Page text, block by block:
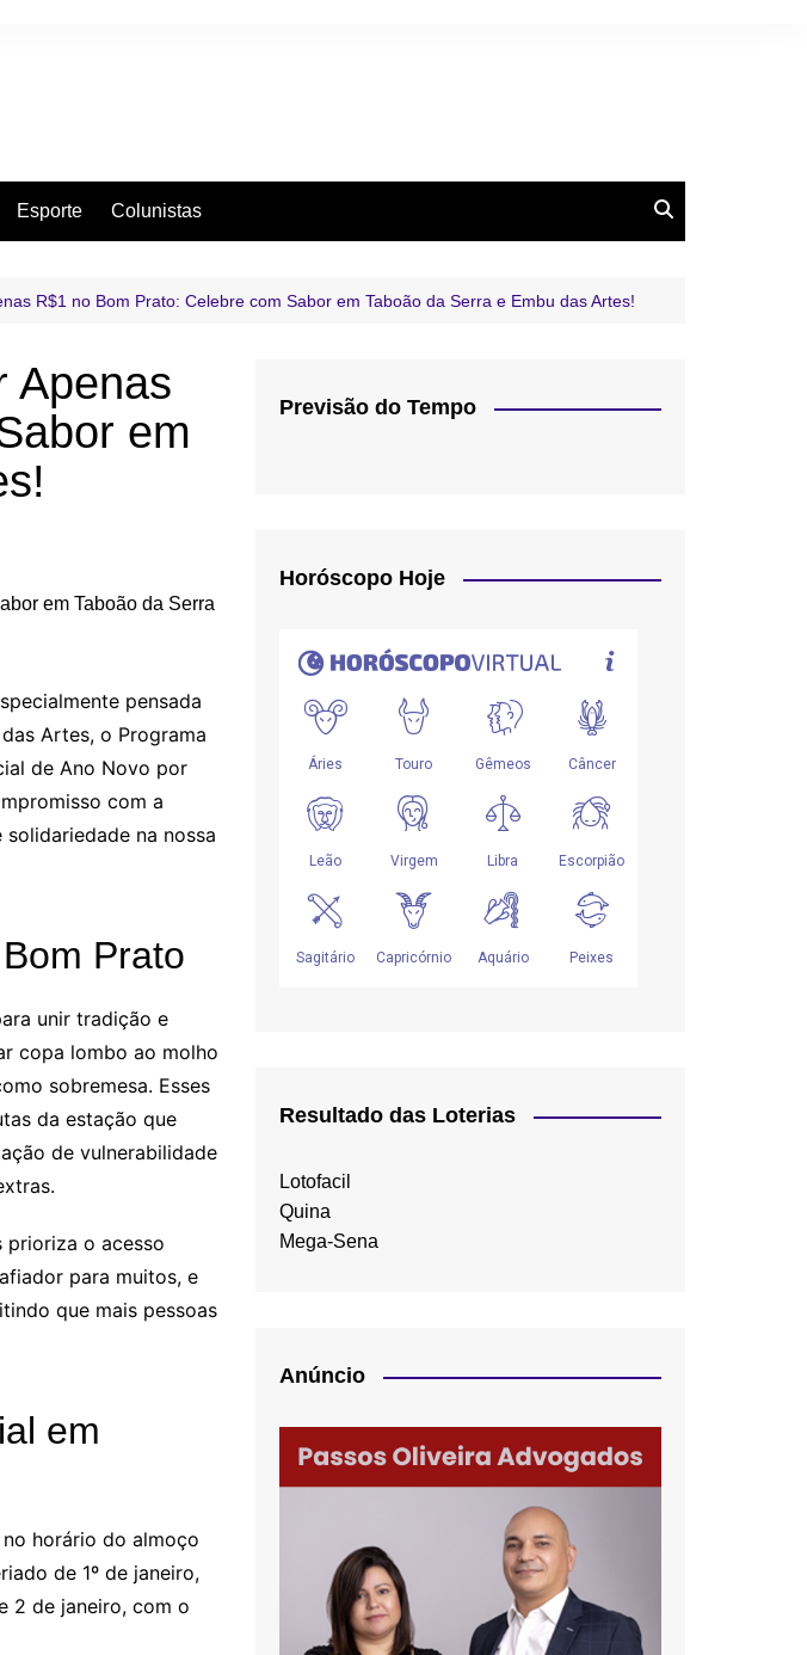
Esporte Colunistas
R$1 no Bom Prato: Celebre com Sabor em Taboão da Serra e Embu das Artes!
Apenas
em
pensada
Artes, o Programa
de Ano Novo por
com a
na nossa
Prato
unir tradição e
copa lombo ao molho
sobremesa. Esses
da estação que
de vulnerabilidade
prioriza o acesso
para muitos, e
que mais pessoas
em
horário do almoço
de 1º de janeiro,
2 de janeiro, com o
Previsão do Tempo
Horóscopo Hoje
Resultado das Loterias
Lotofacil
Quina
Mega-Sena
Anúncio